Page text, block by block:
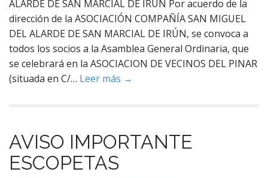
ALARDE DE SAN MARCIAL DE IRÚN Por acuerdo de la
dirección de la ASOCIACIÓN COMPAÑÍA SAN MIGUEL
DEL ALARDE DE SAN MARCIAL DE IRÚN, se convoca a
todos los socios a la Asamblea General Ordinaria, que
se celebrará en la ASOCIACION DE VECINOS DEL PINAR
(situada en C/… Leer más →
AVISO IMPORTANTE
ESCOPETAS